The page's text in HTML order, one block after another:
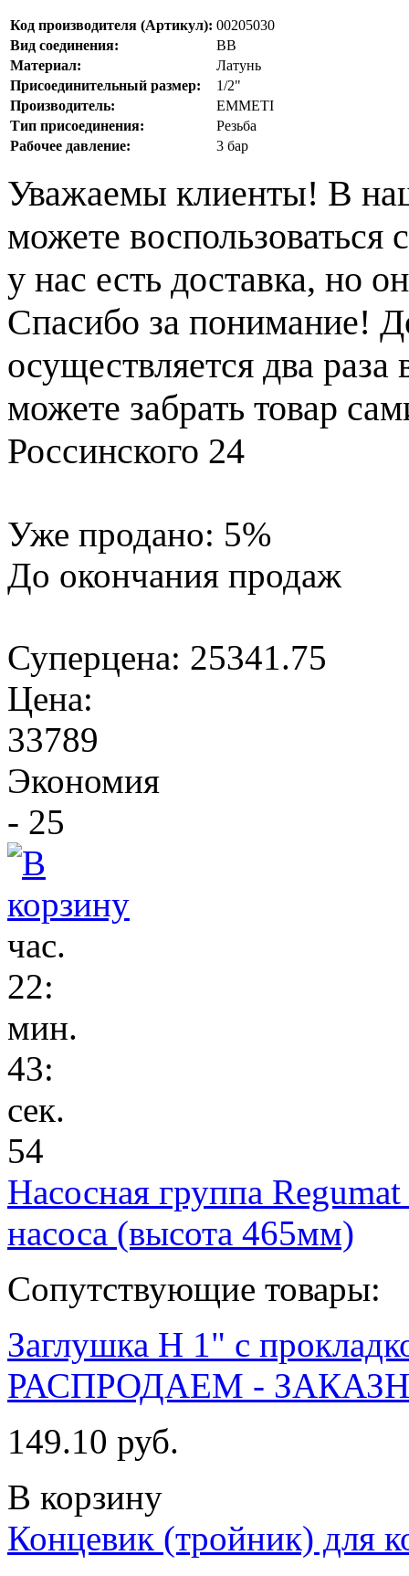
Код производителя (Артикул): 00205030
Вид соединения:
ВВ
Материал:
Латунь
Присоединительный размер:
1/2"
Производитель:
EMMETI
Тип присоединения:
Резьба
Рабочее давление:
3 бар
Уважаемы клиенты! В
можете воспользоваться
у нас есть доставка, но
Спасибо за понимание!
осуществляется два
можете забрать товар
Россинского 24
Уже продано: 5%
До окончания продаж
Суперцена: 25341.75
Цена:
33789
Экономия
- 25
час.
22:
мин.
43:
сек.
54
Насосная группа
насоса (высота 465мм)
Сопутствующие товары:
Заглушка Н 1" с
РАСПРОДАЕМ -
149.10 руб.
В корзину
Концевик (тройник) для